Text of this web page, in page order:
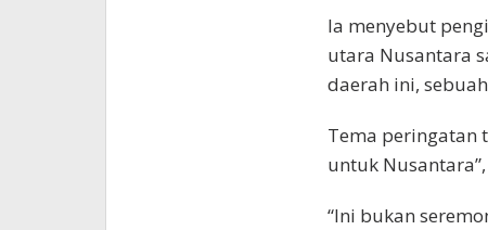
Ia menyebut
utara Nusantara
daerah ini,
Tema peringatan
untuk
“Ini bukan